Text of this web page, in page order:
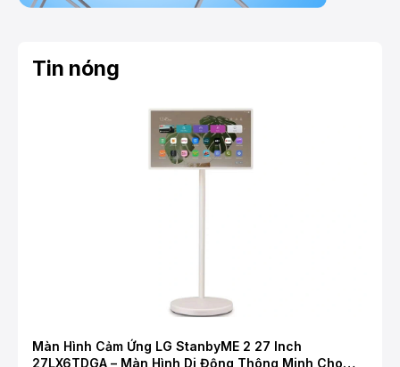
Tin nóng
Màn Hình Cảm Ứng LG StanbyME 2 27 Inch
27LX6TDGA – Màn Hình Di Động Thông Minh Cho